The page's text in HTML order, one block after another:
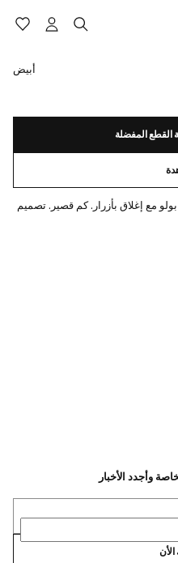
أبيض
القطع المفضلة
بولو مع إغلاق بأزرار. كم قصير. تصميم
وأجدد الأخبار